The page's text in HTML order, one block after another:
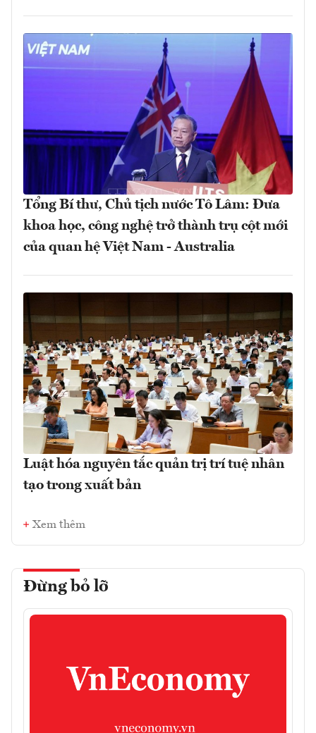
Tổng Bí thư, Chủ tịch nước Tô Lâm: Đưa
khoa học, công nghệ trở thành trụ cột mới
của quan hệ Việt Nam - Australia
Luật hóa nguyên tắc quản trị trí tuệ nhân
tạo trong xuất bản
Xem thêm
Đừng bỏ lỡ